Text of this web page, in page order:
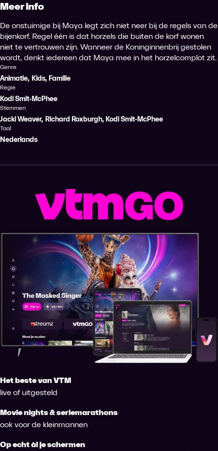
Meer info
De onstuimige bij Maya legt zich niet neer bij de regels van de
bijenkorf. Regel één is dat horzels die buiten de korf wonen
niet te vertrouwen zijn. Wanneer de Koninginnenbrij gestolen
wordt, denkt iedereen dat Maya mee in het horzelcomplot zit.
Genre
Animatie, Kids, Familie
Regie
Kodi Smit-McPhee
Stemmen
Jacki Weaver, Richard Roxburgh, Kodi Smit-McPhee
Taal
Nederlands
Het beste van VTM
live of uitgesteld
Movie nights & seriemarathons
ook voor de kleinmannen
Op echt àl je schermen